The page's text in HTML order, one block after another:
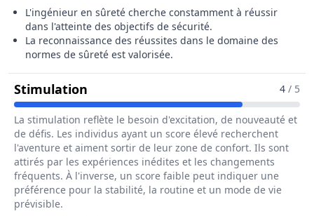
L'ingénieur en sûreté cherche constamment à réussir
dans l'atteinte des objectifs de sécurité.
La reconnaissance des réussites dans le domaine des
normes de sûreté est valorisée.
Stimulation Pour Le Métier De Ingénieur /4 / 5
La stimulation reflète le besoin d'excitation, de nouveauté et
de défis. Les individus ayant un score élevé recherchent
l'aventure et aiment sortir de leur zone de confort. Ils sont
attirés par les expériences inédites et les changements
fréquents. À l'inverse, un score faible peut indiquer une
préférence pour la stabilité, la routine et un mode de vie
prévisible.